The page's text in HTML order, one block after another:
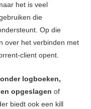
het is veel
die
Op die
over het verbinden met
client opent.
logboeken,
opgeslagen of
biedt ook een kill